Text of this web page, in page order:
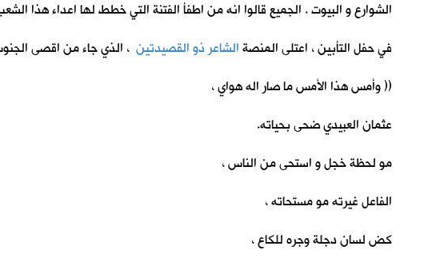
الشوارع و البيوت . الجميع قالوا انه من اطفأ الفتنة التي خطط لها اعداء هذا
في حفل التأبين ، اعتلى المنصةالشاعر ذو القصيدتين ، الذي جاء من اقصى
(( وأمس هذا الأمس ما صار اله هواي ،
عثمان العبيدي ضحى بحياته.
مو لحظة خجل و استحى من الناس ،
الفاعل غيرته مو مستحاته ،
كض لسان دجلة وجره للكاع ،